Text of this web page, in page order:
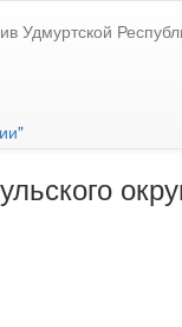
Удмуртской